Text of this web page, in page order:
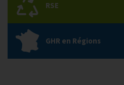
RSE
GHR en Régions